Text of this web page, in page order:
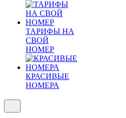
ТАРИФЫ НА
СВОЙ
НОМЕР
КРАСИВЫЕ
НОМЕРА